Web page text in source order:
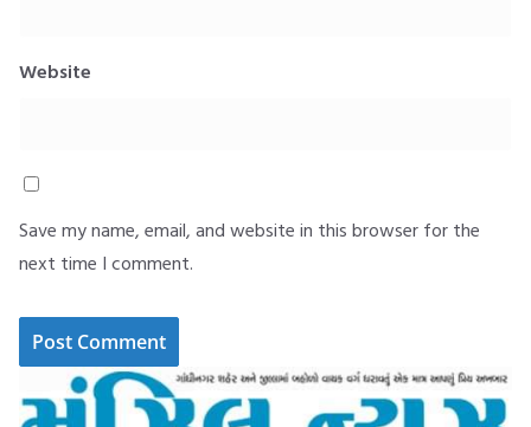
Website
Save my name, email, and website in this browser for the
next time I comment.